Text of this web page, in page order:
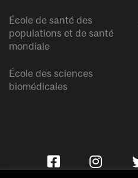
École de santé des
populations et de santé
mondiale
École des sciences
biomédicales